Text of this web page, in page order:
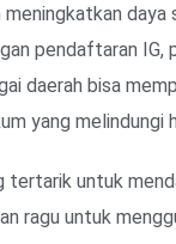
meningkatkan daya
pendaftaran IG,
daerah bisa
yang melindungi
tertarik untuk
ragu untuk